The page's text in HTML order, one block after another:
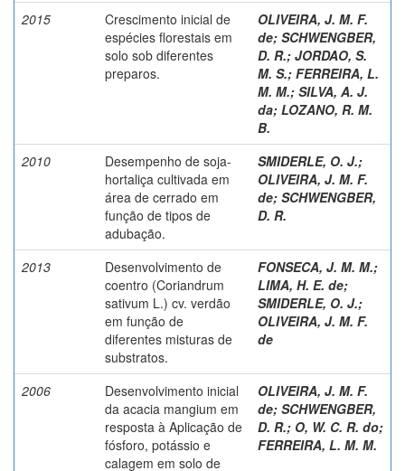
2015
Crescimento inicial de
espécies florestais em
solo sob diferentes
preparos.
OLIVEIRA, J. M. F.
de; SCHWENGBER,
D. R.; JORDAO, S.
M. S.; FERREIRA, L.
M. M.; SILVA, A. J.
da; LOZANO, R. M.
B.
2010
Desempenho de soja-
hortaliça cultivada em
área de cerrado em
função de tipos de
adubação.
SMIDERLE, O. J.;
OLIVEIRA, J. M. F.
de; SCHWENGBER,
D. R.
2013
Desenvolvimento de
coentro (Coriandrum
sativum L.) cv. verdão
em função de
diferentes misturas de
substratos.
FONSECA, J. M. M.;
LIMA, H. E. de;
SMIDERLE, O. J.;
OLIVEIRA, J. M. F.
de
2006
Desenvolvimento inicial
da acacia mangium em
resposta à Aplicação de
fósforo, potássio e
calagem em solo de
OLIVEIRA, J. M. F.
de; SCHWENGBER,
D. R.; O, W. C. R. do;
FERREIRA, L. M. M.